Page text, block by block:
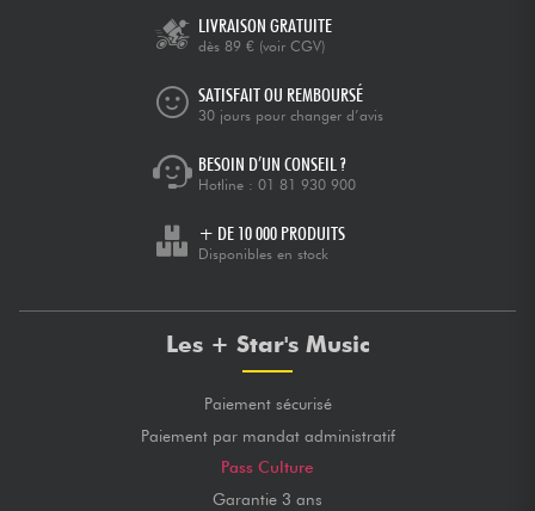
LIVRAISON GRATUITE
dès 89 € (voir CGV)
SATISFAIT OU REMBOURSÉ
30 jours pour changer d’avis
BESOIN D’UN CONSEIL ?
Hotline : 01 81 930 900
+ DE 10 000 PRODUITS
Disponibles en stock
Les + Star's Music
Paiement sécurisé
Paiement par mandat administratif
Pass Culture
Garantie 3 ans